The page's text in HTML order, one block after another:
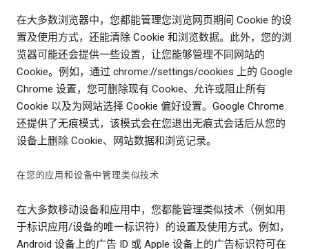
在大多数浏览器中，您都能管理您浏览网页期间 Cookie 的设
置及使用方式，还能清除 Cookie 和浏览数据。此外，您的浏
览器可能还会提供一些设置，让您能够管理不同网站的
Cookie。例如，通过 chrome://settings/cookies 上的 Google
Chrome 设置，您可删除现有 Cookie、允许或阻止所有
Cookie 以及为网站选择 Cookie 偏好设置。Google Chrome
还提供了无痕模式，该模式会在您退出无痕式会话后从您的
设备上删除 Cookie、网站数据和浏览记录。
在您的应用和设备中管理类似技术
在大多数移动设备和应用中，您都能管理类似技术（例如用
于标识应用/设备的唯一标识符）的设置及使用方式。例如，
Android 设备上的广告 ID 或 Apple 设备上的广告标识符可在